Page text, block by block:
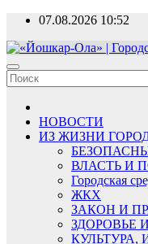
Перейти
содержимому
07.08.2026 10:52
«Йошкар-Ола» | Городская
Новости, события, люди
НОВОСТИ
ИЗ ЖИЗНИ
ВЛАСТЬ И
Городская
ЖКХ
ЗАКОН И
ЗДОРОВЬЕ
КУЛЬТУРА,